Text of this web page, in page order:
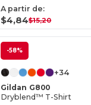
A partir de:
$4,84$15,20
-58%
+34
Gildan G800
Dryblend™ T-Shirt